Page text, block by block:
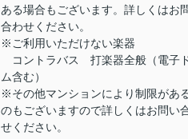
ある場合もございます。詳しくはお
合わせください。
※ご利用いただけない楽器
コントラバス 打楽器全般（電子
ム含む）
※その他マンションにより制限があ
のもございますので詳しくはお問い
せください。